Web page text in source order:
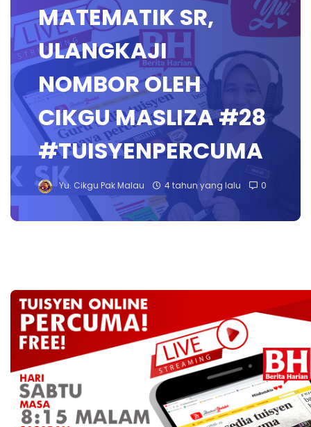
MATEMATIK SR,
ULANGKAJI
NOMBOR OLEH
CIKGU MASLIZA #28
#TUISYENPERCUMA
Yu. Cikgu Pak Malau 4 tahun yang lalu 0